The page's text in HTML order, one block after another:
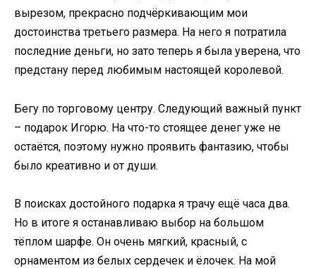
вырезом, прекрасно подчёркивающим мои
достоинства третьего размера. На него я потратила
последние деньги, но зато теперь я была уверена, что
предстану перед любимым настоящей королевой.
Бегу по торговому центру. Следующий важный пункт
– подарок Игорю. На что-то стоящее денег уже не
остаётся, поэтому нужно проявить фантазию, чтобы
было креативно и от души.
В поисках достойного подарка я трачу ещё часа два.
Но в итоге я останавливаю выбор на большом
тёплом шарфе. Он очень мягкий, красный, с
орнаментом из белых сердечек и ёлочек. На мой